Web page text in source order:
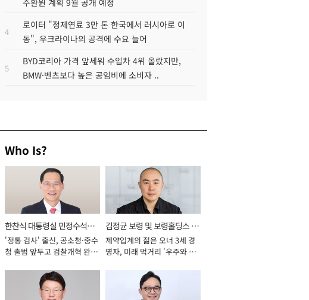
주환원 계획 9월 공개 예정
4
로이터 "정제연료 3만 톤 한국에서 러시아로 이
동", 우크라이나의 공격에 수요 늘어
5
BYD코리아 가격 앞세워 수입차 4위 올랐지만,
BMW·벤츠보다 높은 공임비에 소비자 ..
Who Is?
한찬식 대통령실 민정수석비
서관
'정통 검사' 출신, 공소청·중수
청 출범 앞두고 검찰개혁 완수
김정균 보령 및 보령홀딩스 대
표이사 사장
제약업계의 젊은 오너 3세 경
영자, 미래 먹거리 '우주와 헬